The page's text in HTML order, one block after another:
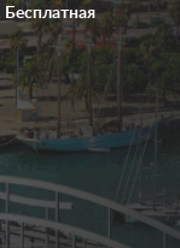
Бесплатная